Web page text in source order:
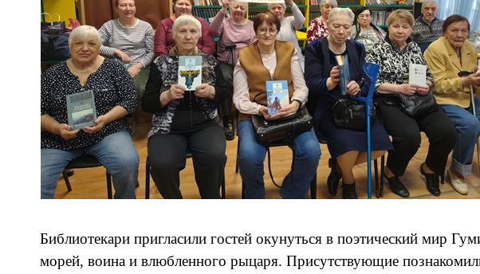
Библиотекари пригласили гостей окунуться в поэтический мир
морей, воина и влюбленного рыцаря. Присутствующие